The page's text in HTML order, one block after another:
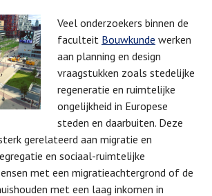
Veel onderzoekers binnen de
faculteit Bouwkunde werken
aan planning en design
vraagstukken zoals stedelijke
regeneratie en ruimtelijke
ongelijkheid in Europese
steden en daarbuiten. Deze
gerelateerd aan migratie en
en sociaal-ruimtelijke
met een migratieachtergrond of de
met een laag inkomen in